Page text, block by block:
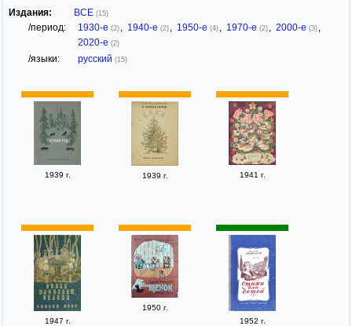
Издания: ВСЕ (15)
/период: 1930-е (2) 1940-е (2) 1950-е (4) 1970-е (2) 2000-е (3)
2020-е (2)
/языки: русский (15)
1939 г. 1939 г. 1941 г.
1947 г.
1950 г.
1952 г.